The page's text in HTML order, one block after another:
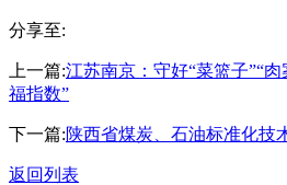
分享至:
上一篇:江苏南京：守好“菜篮子”“
福指数”
下一篇:陕西省煤炭、石油标准化技
返回列表